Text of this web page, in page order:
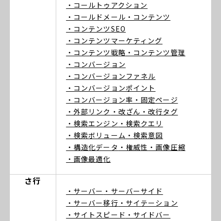
・コールトゥアクション
・コールドメール ・コンテンツ
・コンテンツSEO
・コンテンツマーケティング
・コンテンツ戦略 ・コンテンツ管理
・コンバージョン
・コンバージョンファネル
・コンバージョンポイント
・コンバージョン率 ・固定ページ
・外部リンク ・改ざん ・改行タグ
・検索エンジン ・検索クエリ
・検索ボリューム ・検索意図
・構造化データ ・権威性 ・画像圧縮
・画像最適化
さ行
・サーバー ・サーバーサイド
・サーバー移行 ・サイテーション
・サイトスピード ・サイドバー